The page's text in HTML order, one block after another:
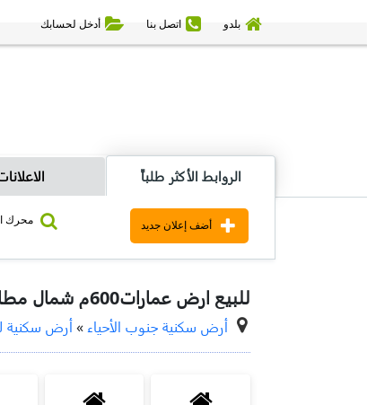
بلدو اتصل بنا أدخل لحسابك
الروابط الأكثر طلباً
أضف إعلان جديد محرك
للبيع ارض عمارات600م شمال مطار اكتوبر
أرض سكنية جنوب الأحياء»أرض سكنية